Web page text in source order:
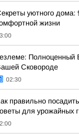
уютного дома:
жизни
Полноценный
Сковороде
02:30
правильно
для урожайных